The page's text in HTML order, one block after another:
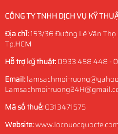
CÔNG TY TNHH DỊCH VỤ KỸ
Địa chỉ:153/36 Đường Lê Văn Thọ
Tp.HCM
Hỗ trợ kỹ thuật:0933 458 448 -
Email:
Mã số thuế:0313471575
Website:www.locnuocquocte.com